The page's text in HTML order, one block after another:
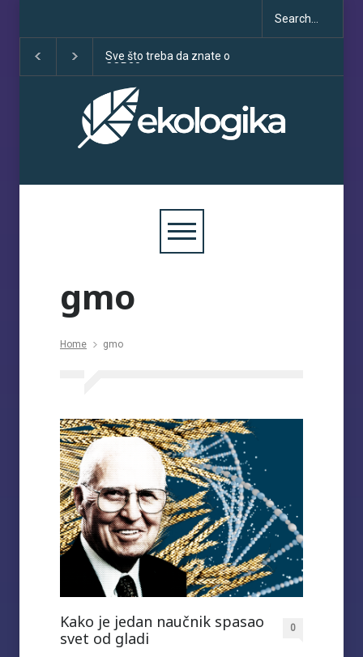
Sve što treba da znate o
COP30
gmo
Home gmo
Kako je jedan naučnik spasao
svet od gladi
0